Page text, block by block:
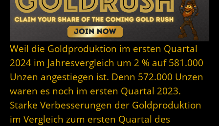
Weil die Goldproduktion im ersten Quartal
2024 im Jahresvergleich um 2 % auf 581.000
Unzen angestiegen ist. Denn 572.000 Unzen
waren es noch im ersten Quartal 2023.
Starke Verbesserungen der Goldproduktion
im Vergleich zum ersten Quartal des